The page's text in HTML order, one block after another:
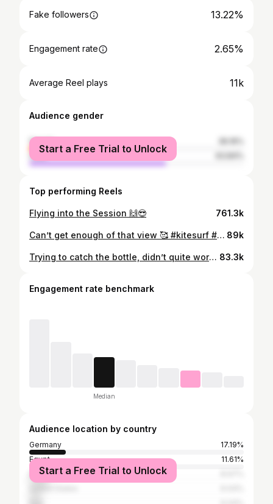
Fake followers 13.22%
Engagement rate 2.65%
Average Reel plays 11k
Audience gender
female
male
Start a Free Trial to Unlock
Top performing Reels
Flying into the Session 🙌😎 761.3k
Can’t get enough of that view 🥰 #kitesurf #kitesurfing #kitesurfingworld #kitesurfinglovers #kiteschool #sunset #nature #ocean #passion #love 89k
Trying to catch the bottle, didn’t quite work out 🙈 #kitesurf #kiteboard #kiteboarding #safari #kitesafari #egypt #summervibes #summertime #beachlife 83.3k
Engagement rate benchmark
Median
Audience location by country
Germany
17.19%
Egypt
11.61%
Brazil
Start a Free Trial to Unlock